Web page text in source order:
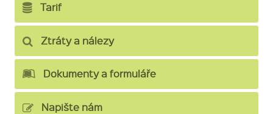
Tarif
Ztráty a nálezy
Dokumenty a formuláře
Napište nám